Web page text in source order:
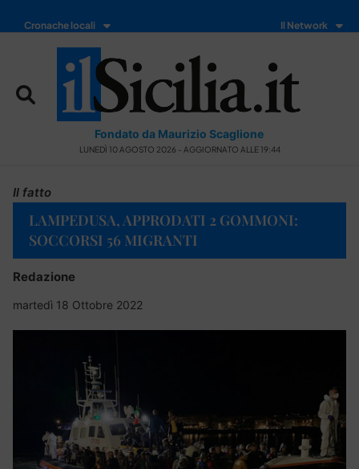
Cronache locali Il Network
Fondato da Maurizio Scaglione
LUNEDÌ 10 AGOSTO 2026 - AGGIORNATO ALLE 19:44
Il fatto
LAMPEDUSA, APPRODATI 2 GOMMONI:
SOCCORSI 56 MIGRANTI
Redazione
martedì 18 Ottobre 2022